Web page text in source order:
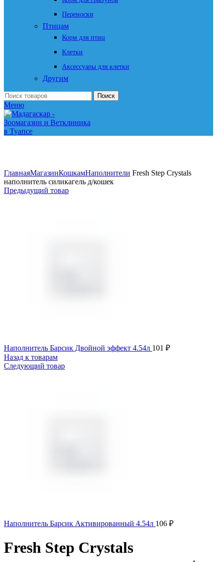
Переноски
Птицам
Корм для птиц
Клетки
Аксессуары для клетки
Другим
Поиск
Меню
ГлавнаяМагазинКошкамНаполнители Fresh Step Crystals
наполнитель силикагель д/кошек
Предыдущий товар
Наполнитель Барсик Двойной эффект 4.54л 101 ₽
Назад к товарам
Следующий товар
Наполнитель Барсик Активированный 4.54л 106 ₽
Fresh Step Crystals